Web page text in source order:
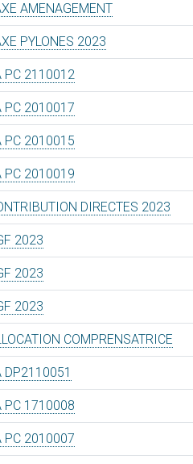
AMENAGEMENT
PYLONES 2023
PC 2110012
PC 2010017
PC 2010015
PC 2010019
DIRECTES 2023
2023
2023
2023
COMPRENSATRICE
DP2110051
PC 1710008
PC 2010007